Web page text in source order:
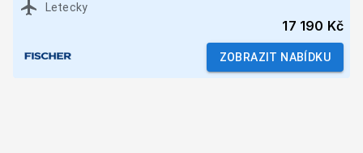
Letecky
17 190 Kč
ZOBRAZIT NABÍDKU